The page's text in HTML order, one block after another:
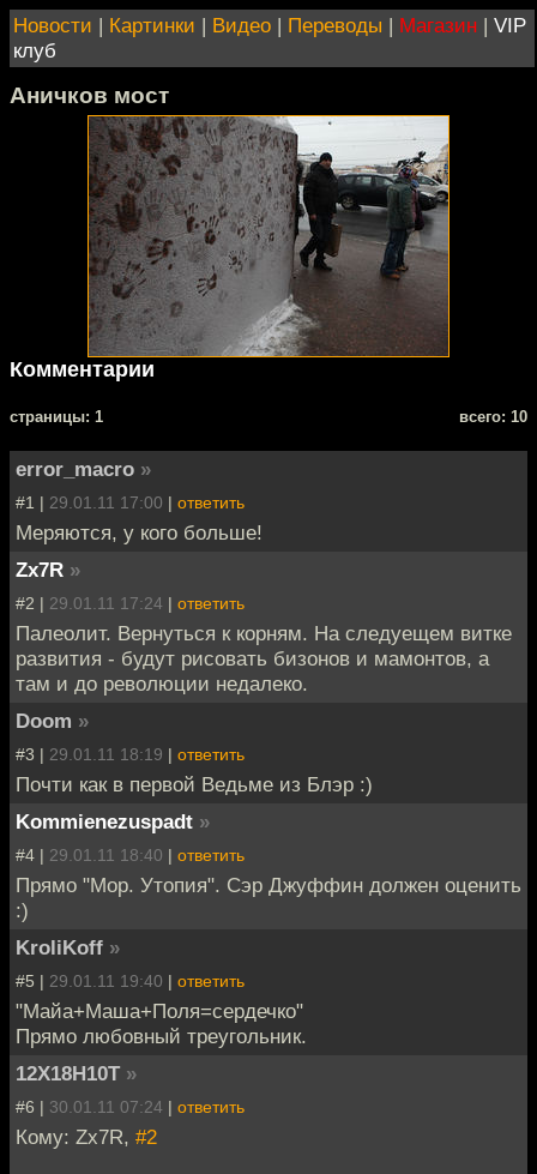
Новости | Картинки | Видео | Переводы | Магазин | VIP
клуб
Аничков мост
Комментарии
cтраницы: 1 всего: 10
error_macro »
#1 | 29.01.11 17:00 | ответить
Меряются, у кого больше!
Zx7R »
#2 | 29.01.11 17:24 | ответить
Палеолит. Вернуться к корням. На следуещем витке
развития - будут рисовать бизонов и мамонтов, а
там и до революции недалеко.
Doom »
#3 | 29.01.11 18:19 | ответить
Почти как в первой Ведьме из Блэр :)
Kommienezuspadt »
#4 | 29.01.11 18:40 | ответить
Прямо "Мор. Утопия". Сэр Джуффин должен оценить
:)
KroliKoff »
#5 | 29.01.11 19:40 | ответить
"Майа+Маша+Поля=сердечко"
Прямо любовный треугольник.
12Х18Н10Т »
#6 | 30.01.11 07:24 | ответить
Кому: Zx7R, #2